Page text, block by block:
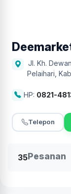
Jl. Kh.
Pelaihari,
HP: 0821-
Telepon
35Pesanan